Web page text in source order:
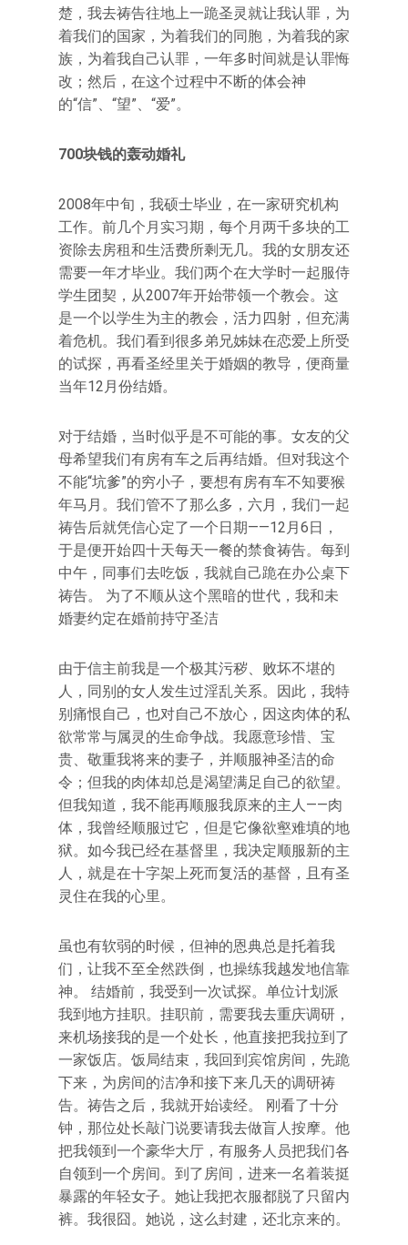
楚，我去祷告往地上一跪圣灵就让我认罪，为
着我们的国家，为着我们的同胞，为着我的家
族，为着我自己认罪，一年多时间就是认罪悔
改；然后，在这个过程中不断的体会神
的“信”、“望”、“爱”。
700块钱的轰动婚礼
2008年中旬，我硕士毕业，在一家研究机构
工作。前几个月实习期，每个月两千多块的工
资除去房租和生活费所剩无几。我的女朋友还
需要一年才毕业。我们两个在大学时一起服侍
学生团契，从2007年开始带领一个教会。这
是一个以学生为主的教会，活力四射，但充满
着危机。我们看到很多弟兄姊妹在恋爱上所受
的试探，再看圣经里关于婚姻的教导，便商量
当年12月份结婚。
对于结婚，当时似乎是不可能的事。女友的父
母希望我们有房有车之后再结婚。但对我这个
不能“坑爹”的穷小子，要想有房有车不知要猴
年马月。我们管不了那么多，六月，我们一起
祷告后就凭信心定了一个日期——12月6日，
于是便开始四十天每天一餐的禁食祷告。每到
中午，同事们去吃饭，我就自己跪在办公桌下
祷告。 为了不顺从这个黑暗的世代，我和未
婚妻约定在婚前持守圣洁
由于信主前我是一个极其污秽、败坏不堪的
人，同别的女人发生过淫乱关系。因此，我特
别痛恨自己，也对自己不放心，因这肉体的私
欲常常与属灵的生命争战。我愿意珍惜、宝
贵、敬重我将来的妻子，并顺服神圣洁的命
令；但我的肉体却总是渴望满足自己的欲望。
但我知道，我不能再顺服我原来的主人——肉
体，我曾经顺服过它，但是它像欲壑难填的地
狱。如今我已经在基督里，我决定顺服新的主
人，就是在十字架上死而复活的基督，且有圣
灵住在我的心里。
虽也有软弱的时候，但神的恩典总是托着我
们，让我不至全然跌倒，也操练我越发地信靠
神。 结婚前，我受到一次试探。单位计划派
我到地方挂职。挂职前，需要我去重庆调研，
来机场接我的是一个处长，他直接把我拉到了
一家饭店。饭局结束，我回到宾馆房间，先跪
下来，为房间的洁净和接下来几天的调研祷
告。祷告之后，我就开始读经。 刚看了十分
钟，那位处长敲门说要请我去做盲人按摩。他
把我领到一个豪华大厅，有服务人员把我们各
自领到一个房间。到了房间，进来一名着装挺
暴露的年轻女子。她让我把衣服都脱了只留内
裤。我很囧。她说，这么封建，还北京来的。